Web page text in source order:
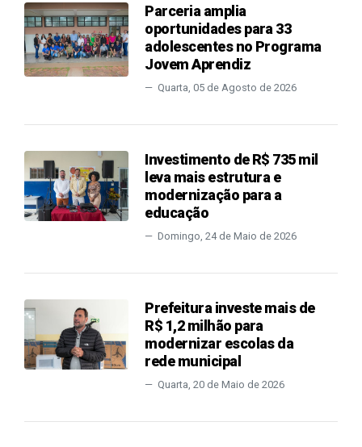
Parceria amplia
oportunidades para 33
adolescentes no Programa
Jovem Aprendiz
Quarta, 05 de Agosto de 2026
Investimento de R$ 735 mil
leva mais estrutura e
modernização para a
educação
Domingo, 24 de Maio de 2026
Prefeitura investe mais de
R$ 1,2 milhão para
modernizar escolas da
rede municipal
Quarta, 20 de Maio de 2026